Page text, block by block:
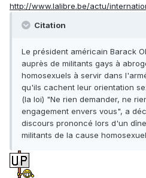
http://www.lalibre.be/actu/
Citation
Le président américain Barack
auprès de militants gays à
homosexuels à servir dans
qu'ils cachent leur orientation
(la loi) "Ne rien demander, ne
engagement envers vous", a
discours prononcé lors d'un
militants de la cause